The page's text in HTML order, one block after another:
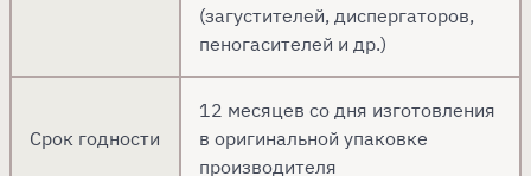
(загустителей, диспергаторов,
пеногасителей и др.)
Срок годности
12 месяцев со дня изготовления
в оригинальной упаковке
производителя